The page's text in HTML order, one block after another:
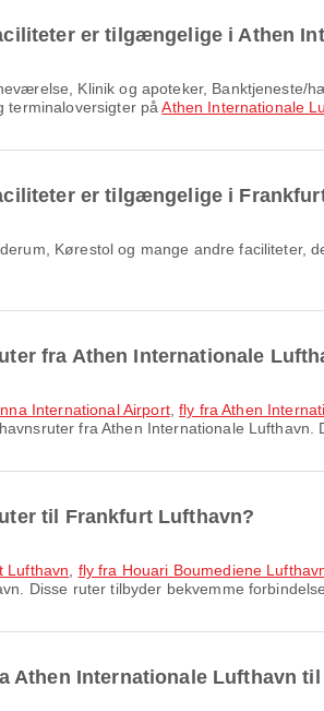
er tilgængelige i Athen
terminaloversigter påAthen Internationale
er tilgængelige i
fra Athen Internationale
International Airport,fly fra Athen
fra Athen Internationale Lufthavn.
til Frankfurt Lufthavn?
Lufthavn fly fra Houari Boumediene
Disse ruter tilbyder bekvemme
Athen Internationale Lufthavn